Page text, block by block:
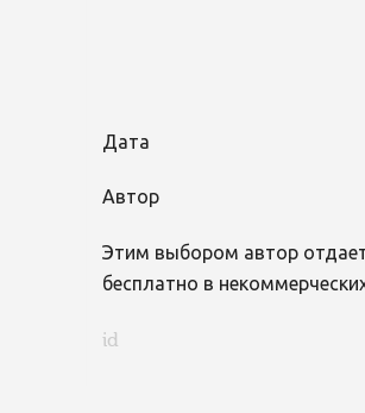
Дата
Автор
Этим выбором автор
бесплатно в
id